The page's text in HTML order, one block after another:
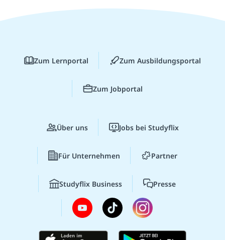
Zum Lernportal Zum Ausbildungsportal
Zum Jobportal
Über uns Jobs bei Studyflix
Für Unternehmen Partner
Studyflix Business Presse